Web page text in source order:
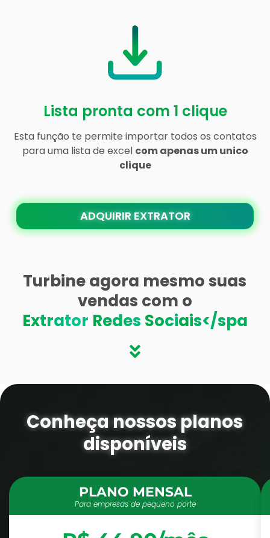
Lista pronta com 1 clique
Esta função te permite importar todos os contatos
para uma lista de excel com apenas um unico
clique
ADQUIRIR EXTRATOR
Turbine agora mesmo suas
vendas com o
Extrator Redes Sociais</spa
Conheça nossos planos
disponíveis
PLANO MENSAL
Para empresas de pequeno porte